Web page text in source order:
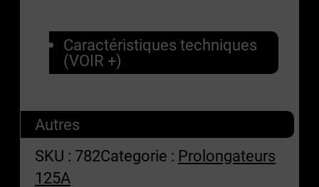
Caractéristiques techniques
(VOIR +)
Autres
SKU : 782Categorie : Prolongateurs
125A